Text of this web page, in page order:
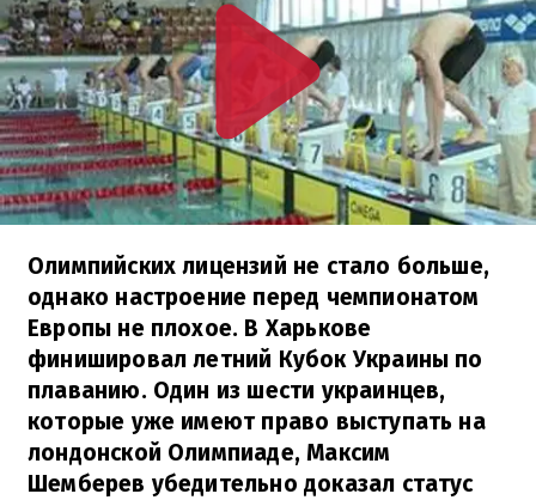
Олимпийских лицензий не стало больше,
однако настроение перед чемпионатом
Европы не плохое. В Харькове
финишировал летний Кубок Украины по
плаванию. Один из шести украинцев,
которые уже имеют право выступать на
лондонской Олимпиаде, Максим
Шемберев убедительно доказал статус